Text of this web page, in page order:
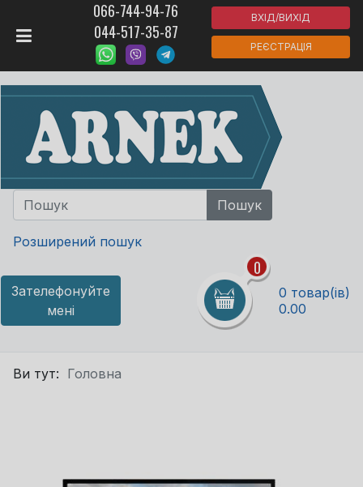
066-744-94-76
044-517-35-87
ВХІД/ВИХІД
РЕЄСТРАЦІЯ
Розширений пошук
Зателефонуйте
мені
0
0 товар(ів)
0.00
Ви тут: Головна